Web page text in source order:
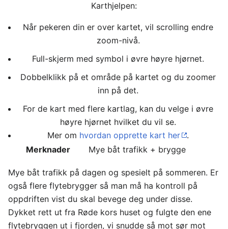
Karthjelpen:
Når pekeren din er over kartet, vil scrolling endre
zoom-nivå.
Full-skjerm med symbol i øvre høyre hjørnet.
Dobbelklikk på et område på kartet og du zoomer
inn på det.
For de kart med flere kartlag, kan du velge i øvre
høyre hjørnet hvilket du vil se.
Mer om hvordan opprette kart her
.
Merknader
Mye båt trafikk + brygge
Mye båt trafikk på dagen og spesielt på sommeren. Er
også flere flytebrygger så man må ha kontroll på
oppdriften vist du skal bevege deg under disse.
Dykket rett ut fra Røde kors huset og fulgte den ene
flytebryggen ut i fjorden, vi snudde så mot sør mot